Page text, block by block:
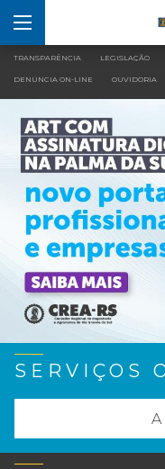
TRANSPARÊNCIA LEGISLAÇÃO
DENÚNCIA ON-LINE OUVIDORIA
SERVIÇOS